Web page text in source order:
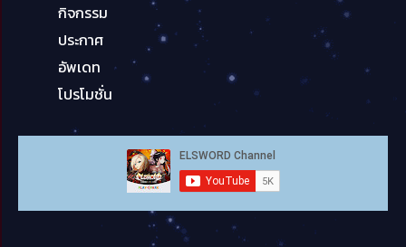
กิจกรรม
ประกาศ
อัพเดท
โปรโมชั่น